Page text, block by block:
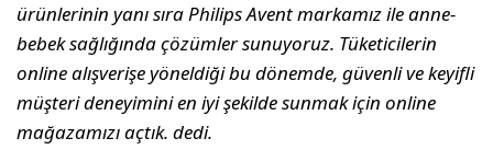
ürünlerinin yanı sıra Philips Avent markamız ile anne-
bebek sağlığında çözümler sunuyoruz. Tüketicilerin
online alışverişe yöneldiği bu dönemde, güvenli ve keyifli
müşteri deneyimini en iyi şekilde sunmak için online
mağazamızı açtık. dedi.